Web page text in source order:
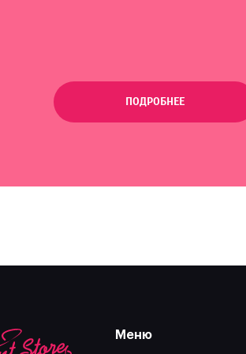
ПОДРОБНЕЕ
Меню